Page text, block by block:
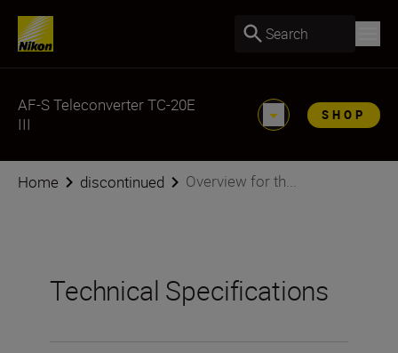
Search
AF-S Teleconverter TC-20E
III
SHOP
Home discontinued Overview for th...
Technical Specifications